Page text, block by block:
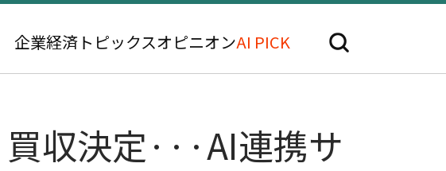
企業経済 トピックスオピニオンAI PICK
収決定···AI連携サ